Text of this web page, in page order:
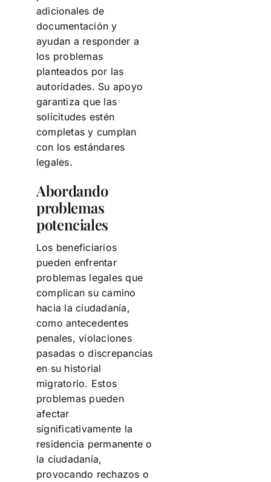
adicionales de
documentación y
ayudan a responder a
los problemas
planteados por las
autoridades. Su apoyo
garantiza que las
solicitudes estén
completas y cumplan
con los estándares
legales.
Abordando
problemas
potenciales
Los beneficiarios
pueden enfrentar
problemas legales que
complican su camino
hacia la ciudadanía,
como antecedentes
penales, violaciones
pasadas o discrepancias
en su historial
migratorio. Estos
problemas pueden
afectar
significativamente la
residencia permanente o
la ciudadanía,
provocando rechazos o